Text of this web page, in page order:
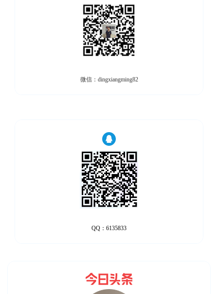
微信：dingxiangming82
QQ：6135833